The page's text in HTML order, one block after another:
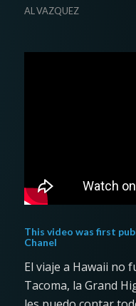
AL VAZQUEZ
This video was first
Chanel
El viaje a Hawaii no
Tacoma, la Grand